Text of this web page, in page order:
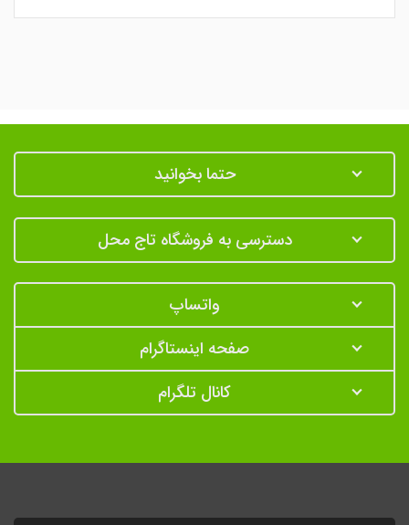
حتما بخوانید
دسترسی به فروشگاه تاج محل
واتساپ
صفحه اینستاگرام
کانال تلگرام